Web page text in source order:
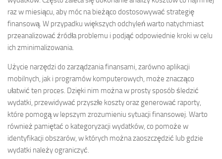
raz w miesiącu, aby móc na bieżąco dostosowywać strategię
finansową. W przypadku większych odchyleń warto natychmiast
przeanalizować źródła problemu i podjąć odpowiednie kroki w celu
ich zminimalizowania.
Użycie narzędzi do zarządzania finansami, zarówno aplikacji
mobilnych, jak i programów komputerowych, może znacząco
ułatwić ten proces. Dzięki nim można w prosty sposób śledzić
wydatki, przewidywać przyszłe koszty oraz generować raporty,
które pomogą w lepszym zrozumieniu sytuacji finansowej. Warto
również pamiętać o kategoryzacji wydatków, co pomoże w
identyfikacji obszarów, w których można zaoszczędzić lub gdzie
wydatki należy ograniczyć.